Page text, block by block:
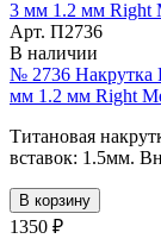
Арт. П2736
В наличии
№ 2736 Накрутка
мм 1.2 мм Right
Титановая
вставок: 1.5мм.
В корзину
1350 ₽